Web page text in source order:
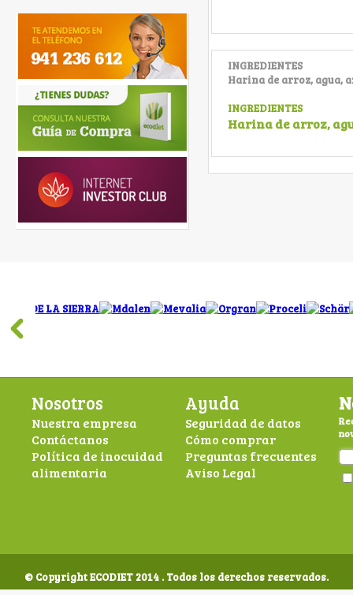
INGREDIENTES
Harina de arroz, agua,
INGREDIENTES
Harina de arroz,
Nosotros
Nuestra empresa
Contáctanos
Política de inocuidad
alimentaria
Ayuda
Seguridad de datos
Cómo comprar
Preguntas frecuentes
Aviso Legal
© Copyright ECODIET 2014 . Todos los derechos reservados.